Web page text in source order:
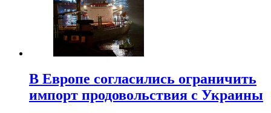
В Европе согласились ограничить
импорт продовольствия с Украины